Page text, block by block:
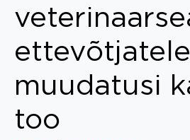
muudatusi
too